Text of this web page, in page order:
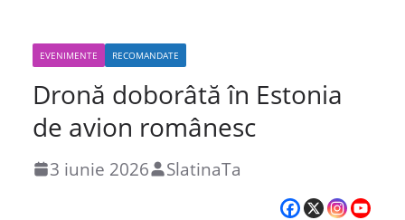
EVENIMENTE RECOMANDATE
Dronă doborâtă în Estonia
de avion românesc
3 iunie 2026 SlatinaTa